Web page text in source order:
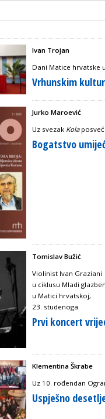
Ivan Trojan
Dani Matice hrvatske
Vrhunskim
Jurko Maroević
Uz svezak Kola
Bogatstvo
Tomislav Bužić
Violinist Ivan Graziani
u ciklusu Mladi
u Matici hrvatskoj,
23. studenoga
Prvi koncert
Klementina Škrabe
Uz 10. rođendan
Uspješno